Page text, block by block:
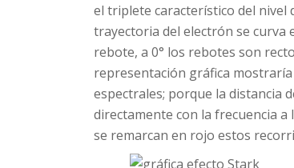
el triplete característico del nivel
trayectoria del electrón se curva
rebote, a 0° los rebotes son
representación gráfica
espectrales; porque la distancia
directamente con la frecuencia a
se remarcan en rojo estos